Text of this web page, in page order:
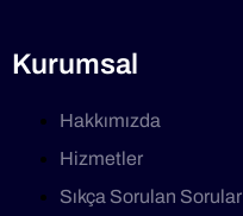
Kurumsal
Hakkımızda
Hizmetler
Sıkça Sorulan Sorular